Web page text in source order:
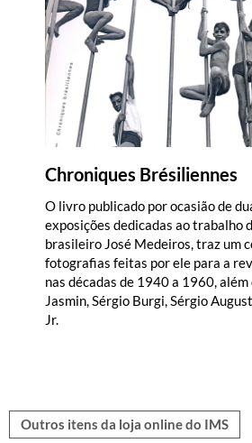
Chroniques Brésiliennes
O livro publicado por ocasião de
exposições dedicadas ao trabalho
brasileiro José Medeiros, traz um
fotografias feitas por ele para a
nas décadas de 1940 a 1960,
Jasmin, Sérgio Burgi, Sérgio
Jr.
Outros itens da loja online do IMS